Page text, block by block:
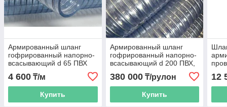
Армированный шланг
гофрированный напорно-
всасывающий d 65 ПВХ
4 600 ₸/м
Купить
Армированный шланг
гофрированный напорно-
всасывающий d 200 ПВХ,
380 000₸/рулон
Купить
60
12